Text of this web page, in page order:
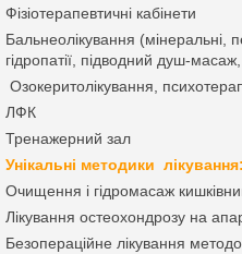
Фізіотерапевтичні кабінети
Бальнеолікування (мінеральні,
гідропатії, підводний душ-
Озокеритолікування,
ЛФК
Тренажерний зал
Унікальні методики
Очищення і гідромасаж
Лікування остеохондрозу на
Безопераційне лікування